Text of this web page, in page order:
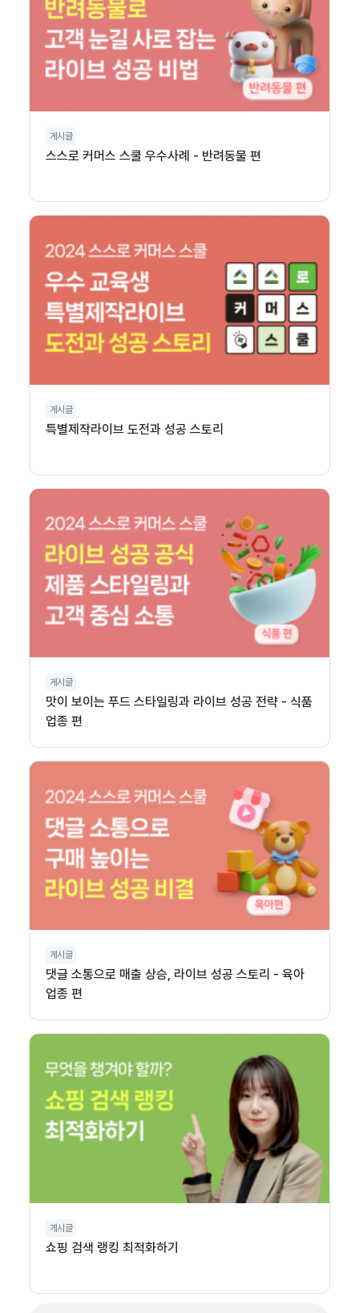
게시글
스스로 커머스 스쿨 우수사례 - 반려동물 편
게시글
특별제작라이브 도전과 성공 스토리
게시글
맛이 보이는 푸드 스타일링과 라이브 성공 전략 - 식품
업종 편
게시글
댓글 소통으로 매출 상승, 라이브 성공 스토리 - 육아
업종 편
게시글
쇼핑 검색 랭킹 최적화하기